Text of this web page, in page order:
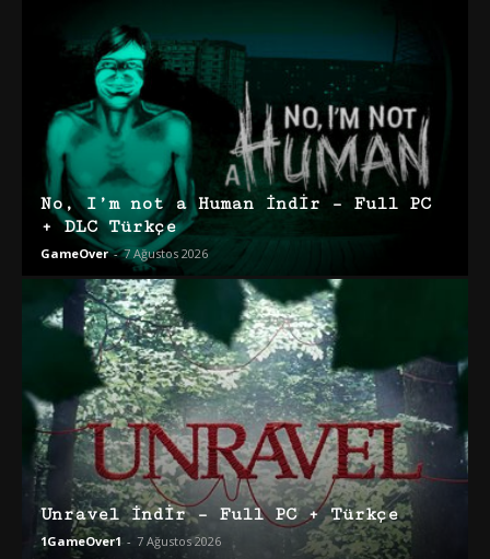
No, I’m not a Human İndir – Full PC
+ DLC Türkçe
GameOver - 7 Ağustos 2026
Unravel İndir – Full PC + Türkçe
1GameOver1 - 7 Ağustos 2026